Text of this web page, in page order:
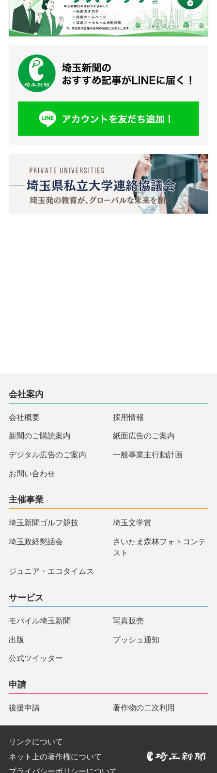
会社案内
会社概要 採用情報
新聞のご購読案内 紙面広告のご案内
デジタル広告のご案内 一般事業主行動計画
お問い合わせ
主催事業
埼玉新聞ゴルフ競技 埼玉文学賞
埼玉政経懇話会
さいたま森林フォトコンテ
スト
ジュニア・エコタイムス
サービス
モバイル埼玉新聞 写真販売
出版 プッシュ通知
公式ツイッター
申請
後援申請 著作物の二次利用
リンクについて
ネット上の著作権について